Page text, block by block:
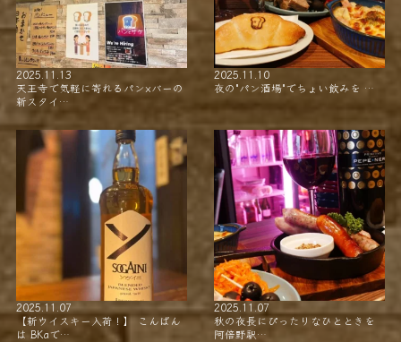
2025.11.13
天王寺で気軽に寄れるパン×バーの
新スタイ…
2025.11.10
夜の"パン酒場"でちょい飲みを …
2025.11.07
【新ウイスキー入荷！】 こんばん
は BKaで…
2025.11.07
秋の夜長にぴったりなひとときを
阿倍野駅…